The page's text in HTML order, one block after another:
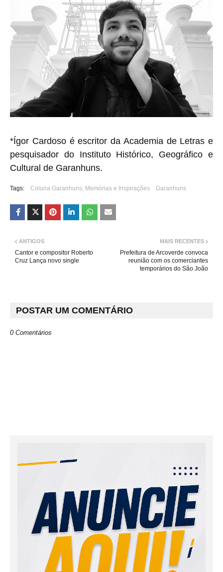
*Ígor Cardoso é escritor da Academia de Letras e
pesquisador do Instituto Histórico, Geográfico e
Cultural de Garanhuns.
Tags: Coluna Garanhuns: Memórias e Inspirações Garanhuns
MAIS RECENTES
Prefeitura de Arcoverde convoca
reunião com os comerciantes
temporários do São João
ANTIGOS
Cantor e compositor Roberto
Cruz Lança novo single
POSTAR UM COMENTÁRIO
0 Comentários